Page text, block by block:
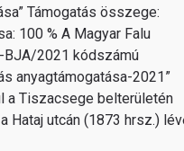
Támogatás összege:
100 % A Magyar Falu
BJA/2021 kódszámú
anyagtámogatása-2021”
a Tiszacsege belterületén
Hataj utcán (1873 hrsz.)